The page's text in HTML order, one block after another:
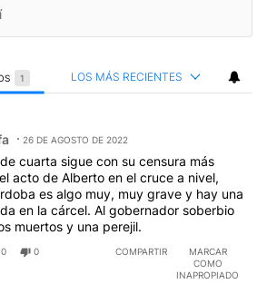
1 LOS MÁS RECIENTES
26 DE AGOSTO DE 2022
cuarta sigue con su censura más
acto de Alberto en el cruce a nivel,
es algo muy, muy grave y hay una
en la cárcel. Al gobernador soberbio
muertos y una perejil.
0 0 COMPARTIR
MARCAR
COMO
INAPROPIADO